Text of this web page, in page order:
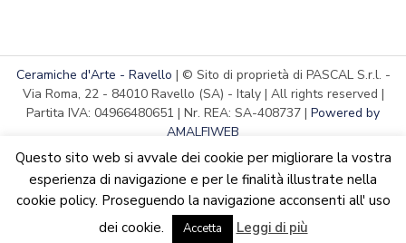
We are updating the website. Some products may suffer
variations
Ignora
Ceramiche d'Arte - Ravello | © Sito di proprietà di PASCAL S.r.l. -
Via Roma, 22 - 84010 Ravello (SA) - Italy | All rights reserved |
Partita IVA: 04966480651 | Nr. REA: SA-408737 | Powered by
AMALFIWEB
Questo sito web si avvale dei cookie per migliorare la vostra
esperienza di navigazione e per le finalità illustrate nella
cookie policy. Proseguendo la navigazione acconsenti all' uso
dei cookie.
Accetta Leggi di più
English Italiano